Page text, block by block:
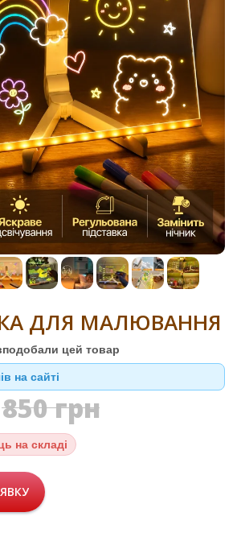
ДЛЯ МАЛЮВАННЯ
цей товар
на сайті
850грн
на складі